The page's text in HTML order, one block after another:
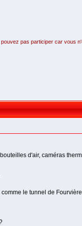
pouvez pas participer car vous
d'air, caméras
le tunnel de